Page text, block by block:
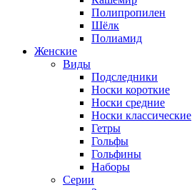
Полипропилен
Шёлк
Полиамид
Женские
Виды
Подследники
Носки короткие
Носки средние
Носки классические
Гетры
Гольфы
Гольфины
Наборы
Серии